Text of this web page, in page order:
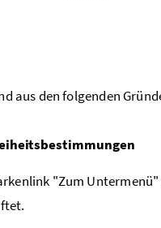
aus den folgenden
"Zum